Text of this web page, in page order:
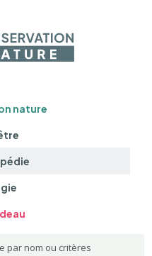
nature
par nom ou critères